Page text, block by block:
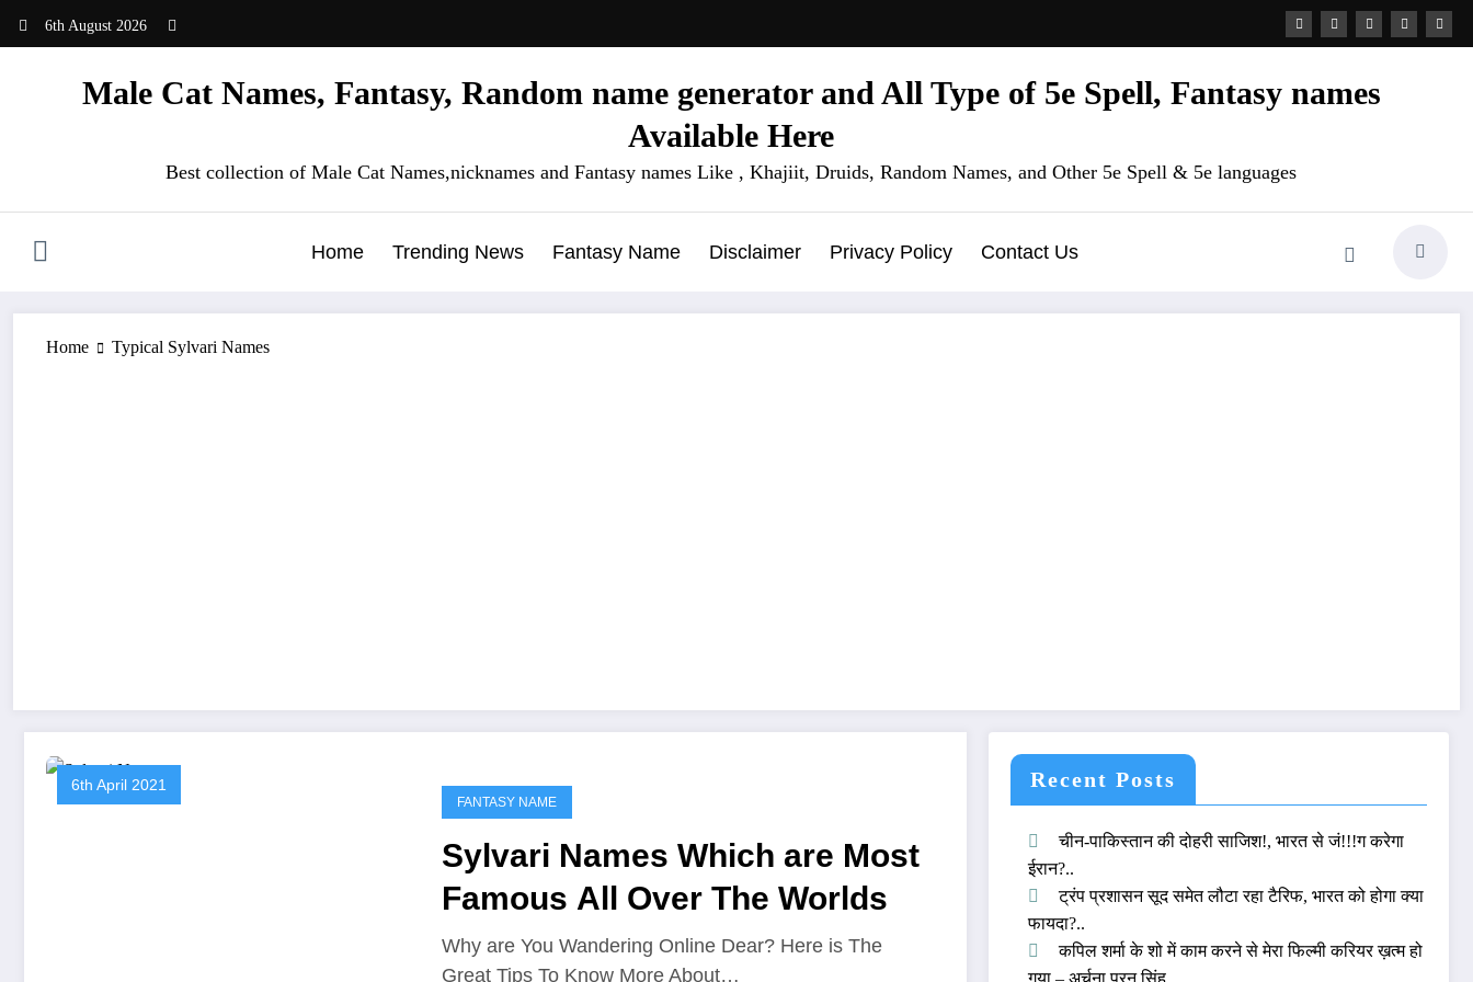
6th August 2026
Male Cat Names, Fantasy, Random name generator and All Type of 5e Spell, Fantasy names
Available Here
Best collection of Male Cat Names,nicknames and Fantasy names Like , Khajiit, Druids, Random Names, and Other 5e Spell & 5e languages
Home Trending News Fantasy Name Disclaimer Privacy Policy Contact Us
Home Typical Sylvari Names
6th April 2021
FANTASY NAME
Sylvari Names Which are Most
Famous All Over The Worlds
Why are You Wandering Online Dear? Here is The
Great Tips To Know More About…
Recent Posts
चीन-पाकिस्तान की दोहरी साजिश!, भारत से जं!!!ग करेगा
ईरान?..
ट्रंप प्रशासन सूद समेत लौटा रहा टैरिफ, भारत को होगा क्या
फायदा?..
कपिल शर्मा के शो में काम करने से मेरा फिल्मी करियर ख़त्म हो
गया – अर्चना पूरन सिंह..